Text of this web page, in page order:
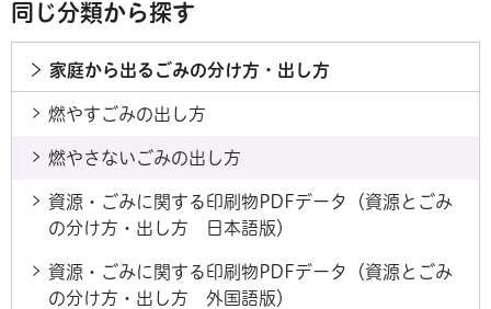
同じ分類から探す
家庭から出るごみの分け方・出し方
燃やすごみの出し方
燃やさないごみの出し方
資源・ごみに関する印刷物PDFデータ（資源とごみ
の分け方・出し方 日本語版）
資源・ごみに関する印刷物PDFデータ（資源とごみ
の分け方・出し方 外国語版）